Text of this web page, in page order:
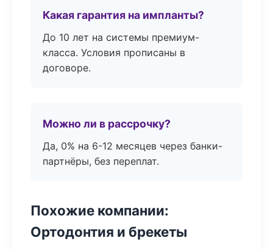
Какая гарантия на импланты?
До 10 лет на системы премиум-
класса. Условия прописаны в
договоре.
Можно ли в рассрочку?
Да, 0% на 6-12 месяцев через банки-
партнёры, без переплат.
Похожие компании:
Ортодонтия и брекеты